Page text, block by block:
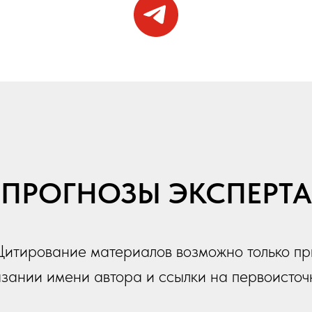
ПРОГНОЗЫ ЭКСПЕРТА
материалов возможно только
имени автора и ссылки на